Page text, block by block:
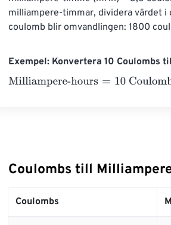
milliampere-timmar, dividera värdet
coulomb blir omvandlingen: 1800
Exempel: Konvertera 10 Coulombs
Milliampere-hours=10 Coulombs×
Coulombs till
Coulombs